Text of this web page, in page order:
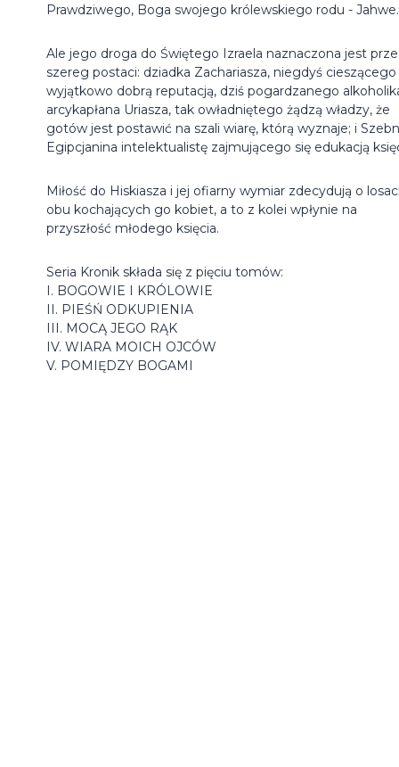
Prawdziwego, Boga swojego królewskiego rodu - Jahwe.
Ale jego droga do Świętego Izraela naznaczona jest
szereg postaci: dziadka Zachariasza, niegdyś cieszącego
wyjątkowo dobrą reputacją, dziś pogardzanego
arcykapłana Uriasza, tak owładniętego żądzą władzy, że
gotów jest postawić na szali wiarę, którą wyznaje; i
Egipcjanina intelektualistę zajmującego się edukacją
Miłość do Hiskiasza i jej ofiarny wymiar zdecydują o
obu kochających go kobiet, a to z kolei wpłynie na
przyszłość młodego księcia.
Seria Kronik składa się z pięciu tomów:
I. BOGOWIE I KRÓLOWIE
II. PIEŚŃ ODKUPIENIA
III. MOCĄ JEGO RĄK
IV. WIARA MOICH OJCÓW
V. POMIĘDZY BOGAMI